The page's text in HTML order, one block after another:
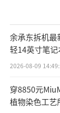
余承东拆机
轻14英寸笔
2026-08-09
穿8850元
植物染色工艺